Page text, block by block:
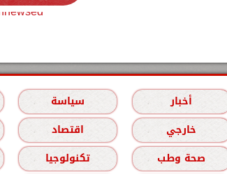
أخبار سياسة
خارجي اقتصاد
صحة وطب تكنولوجيا